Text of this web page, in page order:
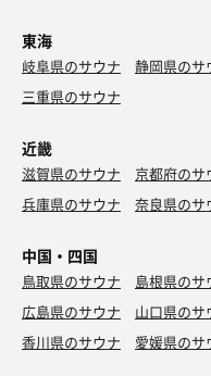
東海
岐阜県のサウナ 静岡県のサ
三重県のサウナ
近畿
滋賀県のサウナ 京都府のサ
兵庫県のサウナ
奈良県のサ
中国・四国
鳥取県のサウナ 島根県のサ
広島県のサウナ
山口県のサ
香川県のサウナ
愛媛県のサ